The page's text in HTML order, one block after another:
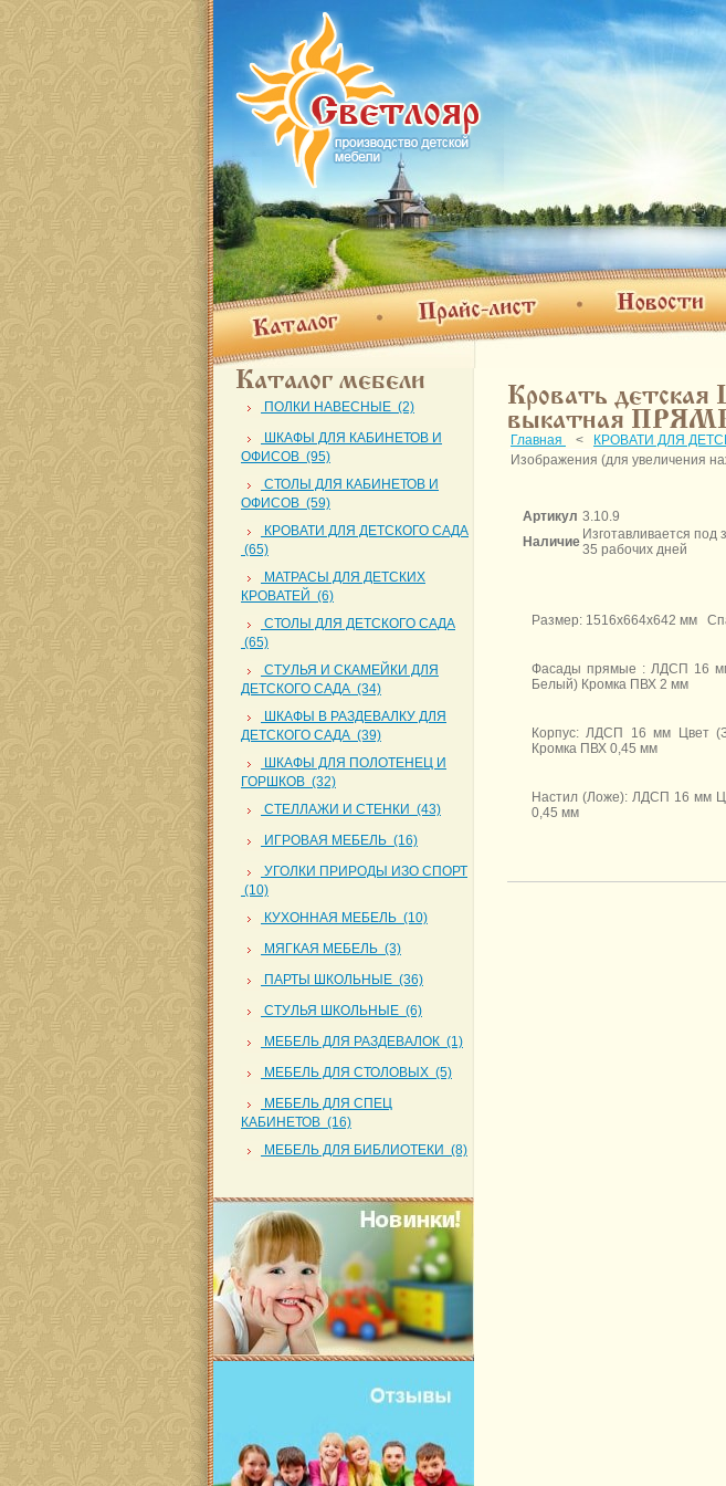
Каталог
Прайс-лист
Каталог мебели
ПОЛКИ НАВЕСНЫЕ (2)
ШКАФЫ ДЛЯ КАБИНЕТОВ И
ОФИСОВ (95)
СТОЛЫ ДЛЯ КАБИНЕТОВ И
ОФИСОВ (59)
КРОВАТИ ДЛЯ ДЕТСКОГО САДА
(65)
МАТРАСЫ ДЛЯ ДЕТСКИХ
КРОВАТЕЙ (6)
СТОЛЫ ДЛЯ ДЕТСКОГО САДА
(65)
СТУЛЬЯ И СКАМЕЙКИ ДЛЯ
ДЕТСКОГО САДА (34)
ШКАФЫ В РАЗДЕВАЛКУ ДЛЯ
ДЕТСКОГО САДА (39)
ШКАФЫ ДЛЯ ПОЛОТЕНЕЦ И
ГОРШКОВ (32)
СТЕЛЛАЖИ И СТЕНКИ (43)
ИГРОВАЯ МЕБЕЛЬ (16)
УГОЛКИ ПРИРОДЫ ИЗО СПОРТ
(10)
КУХОННАЯ МЕБЕЛЬ (10)
МЯГКАЯ МЕБЕЛЬ (3)
ПАРТЫ ШКОЛЬНЫЕ (36)
СТУЛЬЯ ШКОЛЬНЫЕ (6)
МЕБЕЛЬ ДЛЯ РАЗДЕВАЛОК (1)
МЕБЕЛЬ ДЛЯ СТОЛОВЫХ (5)
МЕБЕЛЬ ДЛЯ СПЕЦ
КАБИНЕТОВ (16)
МЕБЕЛЬ ДЛЯ БИБЛИОТЕКИ (8)
Кровать
выкатная
Главная <
КРОВАТИ ДЛЯ
Изображения (для увеличения
Артикул 3.10.9
Наличие Изготавливается под
35 рабочих дней
Размер: 1516х664х642 мм
Фасады прямые : ЛДСП 16
Белый) Кромка ПВХ 2 мм
Корпус: ЛДСП 16 мм Цвет
Кромка ПВХ 0,45 мм
Настил (Ложе): ЛДСП 16 мм
0,45 мм